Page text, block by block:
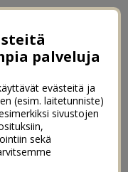
palveluja
evästeitä ja
(esim. laitetunniste)
sivustojen
sekä